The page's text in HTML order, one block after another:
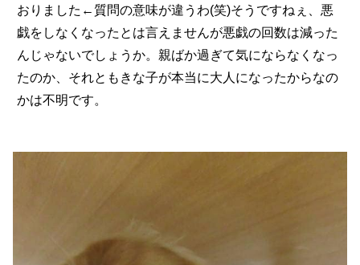
おりました←質問の意味が違うわ(笑)そうですねぇ、悪
戯をしなくなったとは言えませんが悪戯の回数は減った
んじゃないでしょうか。親ばか過ぎて気にならなくなっ
たのか、それともきな子が本当に大人になったからなの
かは不明です。